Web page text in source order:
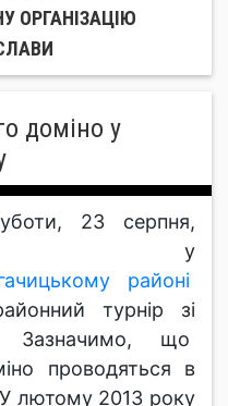
ОРГАНIЗАЦIЮ
доміно у
23 серпня,
у
районі
турнір зі
Зазначимо, що
проводяться в
У лютому 2013 року